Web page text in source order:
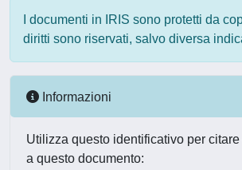
I documenti in IRIS sono protetti da
diritti sono riservati, salvo diversa
Informazioni
Utilizza questo identificativo per
a questo documento: